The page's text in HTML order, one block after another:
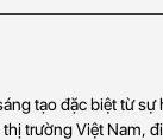
tạo đặc biệt từ
trường Việt Nam,